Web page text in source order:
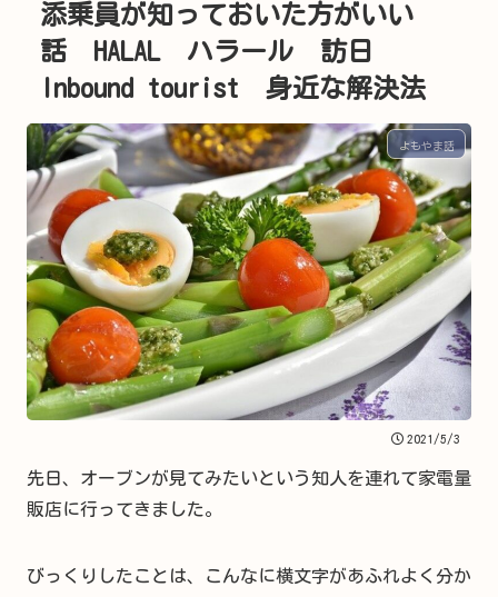
添乗員が知っておいた方がいい
話 HALAL ハラール 訪日
Inbound tourist 身近な解決法
よもやま話
2021/5/3
先日、オーブンが見てみたいという知人を連れて家電量
販店に行ってきました。
びっくりしたことは、こんなに横文字があふれよく分か